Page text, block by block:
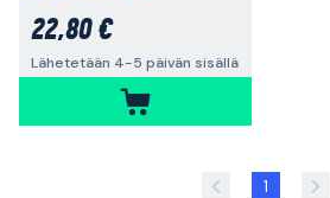
22,80 €
Lähetetään 4-5 päivän sisällä
1